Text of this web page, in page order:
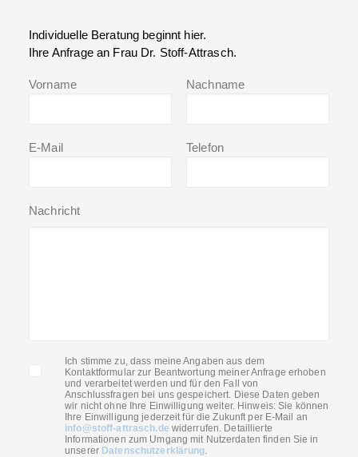
Individuelle Beratung beginnt hier.
Ihre Anfrage an Frau Dr. Stoff-Attrasch.
Vorname Nachname
E-Mail Telefon
Nachricht
Ich stimme zu, dass meine Angaben aus dem
Kontaktformular zur Beantwortung meiner Anfrage erhoben
und verarbeitet werden und für den Fall von
Anschlussfragen bei uns gespeichert. Diese Daten geben
wir nicht ohne Ihre Einwilligung weiter. Hinweis: Sie können
Ihre Einwilligung jederzeit für die Zukunft per E-Mail an
info@stoff-attrasch.de widerrufen. Detaillierte
Informationen zum Umgang mit Nutzerdaten finden Sie in
unserer Datenschutzerklärung.